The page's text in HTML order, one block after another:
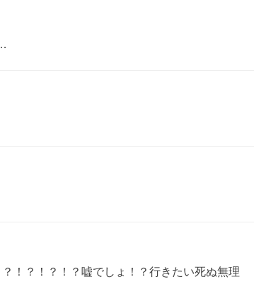
！？！？！？嘘でしょ！？行きたい死ぬ無理